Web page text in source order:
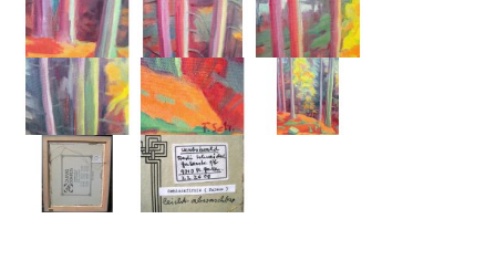
Arne Siegfried
Curt Wittenbecher
Weitere Künstler nach 1945
Unbekannt
Autographen / Dokumente